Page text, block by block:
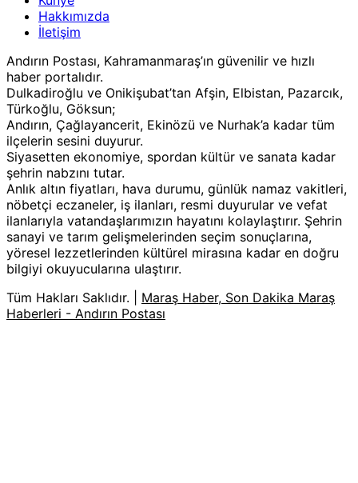
Hakkımızda
İletişim
Andırın Postası, Kahramanmaraş’ın güvenilir ve hızlı
haber portalıdır.
Dulkadiroğlu ve Onikişubat’tan Afşin, Elbistan, Pazarcık,
Türkoğlu, Göksun;
Andırın, Çağlayancerit, Ekinözü ve Nurhak’a kadar tüm
ilçelerin sesini duyurur.
Siyasetten ekonomiye, spordan kültür ve sanata kadar
şehrin nabzını tutar.
Anlık altın fiyatları, hava durumu, günlük namaz vakitleri,
nöbetçi eczaneler, iş ilanları, resmi duyurular ve vefat
ilanlarıyla vatandaşlarımızın hayatını kolaylaştırır. Şehrin
sanayi ve tarım gelişmelerinden seçim sonuçlarına,
yöresel lezzetlerinden kültürel mirasına kadar en doğru
bilgiyi okuyucularına ulaştırır.
Tüm Hakları Saklıdır. | Maraş Haber, Son Dakika Maraş
Haberleri - Andırın Postası